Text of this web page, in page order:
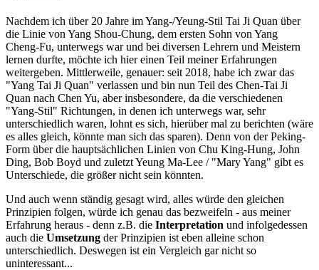
Nachdem ich über 20 Jahre im Yang-/Yeung-Stil Tai Ji Quan über
die Linie von Yang Shou-Chung, dem ersten Sohn von Yang
Cheng-Fu, unterwegs war und bei diversen Lehrern und Meistern
lernen durfte, möchte ich hier einen Teil meiner Erfahrungen
weitergeben. Mittlerweile, genauer: seit 2018, habe ich zwar das
"Yang Tai Ji Quan" verlassen und bin nun Teil des Chen-Tai Ji
Quan nach Chen Yu, aber insbesondere, da die verschiedenen
"Yang-Stil" Richtungen, in denen ich unterwegs war, sehr
unterschiedlich waren, lohnt es sich, hierüber mal zu berichten (wäre
es alles gleich, könnte man sich das sparen). Denn von der Peking-
Form über die hauptsächlichen Linien von Chu King-Hung, John
Ding, Bob Boyd und zuletzt Yeung Ma-Lee / "Mary Yang" gibt es
Unterschiede, die größer nicht sein könnten.
Und auch wenn ständig gesagt wird, alles würde den gleichen
Prinzipien folgen, würde ich genau das bezweifeln - aus meiner
Erfahrung heraus - denn z.B. die Interpretation und infolgedessen
auch die Umsetzung der Prinzipien ist eben alleine schon
unterschiedlich. Deswegen ist ein Vergleich gar nicht so
uninteressant...